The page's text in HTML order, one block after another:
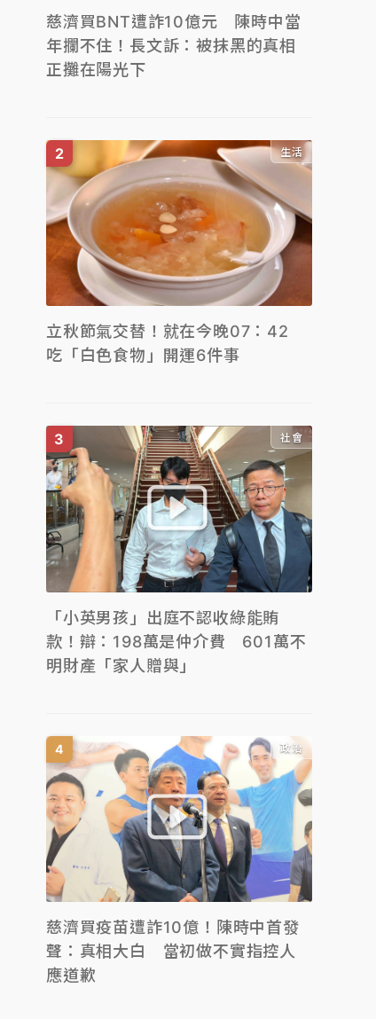
慈濟買BNT遭詐10億元 陳時中當
年攔不住！長文訴：被抹黑的真相
正攤在陽光下
生活
立秋節氣交替！就在今晚07：42
吃「白色食物」開運6件事
社會
「小英男孩」出庭不認收綠能賄
款！辯：198萬是仲介費 601萬不
明財產「家人贈與」
政治
慈濟買疫苗遭詐10億！陳時中首發
聲：真相大白 當初做不實指控人
應道歉